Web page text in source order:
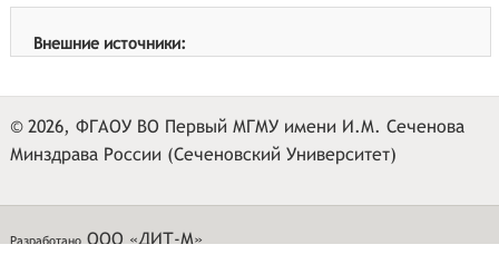
Внешние источники:
© 2026, ФГАОУ ВО Первый МГМУ имени И.М. Сеченова
Минздрава России (Сеченовский Университет)
Разработано ООО «ДИТ-М»